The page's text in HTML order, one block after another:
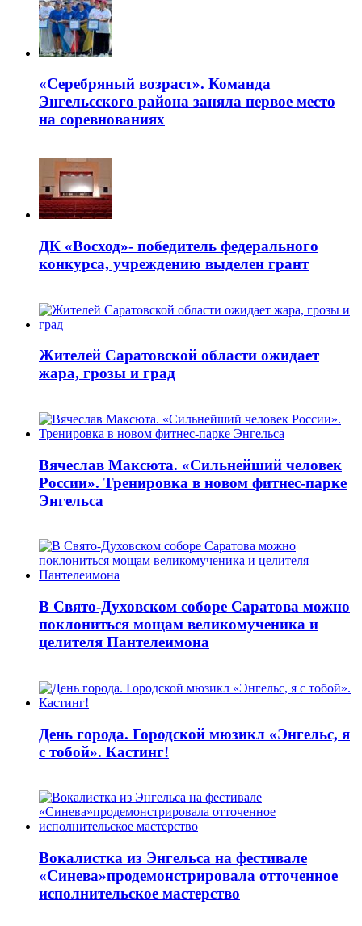
«Серебряный возраст». Команда
Энгельсского района заняла первое место
на соревнованиях
ДК «Восход»- победитель федерального
конкурса, учреждению выделен грант
Жителей Саратовской области ожидает
жара, грозы и град
Вячеслав Максюта. «Сильнейший человек
России». Тренировка в новом фитнес-парке
Энгельса
В Свято-Духовском соборе Саратова можно
поклониться мощам великомученика и
целителя Пантелеимона
День города. Городской мюзикл «Энгельс, я
с тобой». Кастинг!
Вокалистка из Энгельса на фестивале
«Синева»продемонстрировала отточенное
исполнительское мастерство